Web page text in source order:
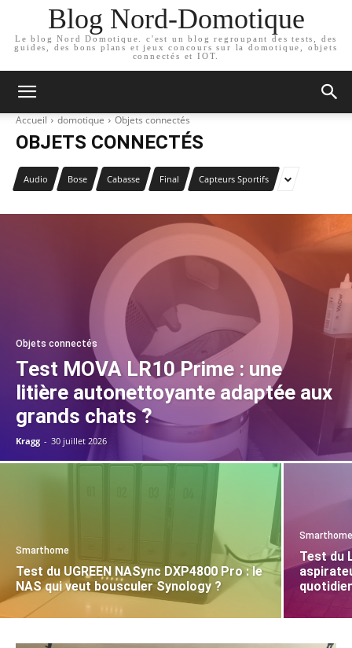
Blog Nord-Domotique
Le blog Nord Domotique. c'est un blog regroupant des tests, des
guides, des bons plans et jeux concours sur la domotique, objets
connectés et IOT.
Accueil domotique Objets connectés
OBJETS CONNECTÉS
Audio Bose Cabasse Final Capteurs Sportifs
Objets connectés
Test MOVA LR10 Prime : une
litière autonettoyante adaptée aux
grands chats ?
Kragg - 30 juillet 2026
Smarthome
Test du UGREEN NASync DXP4800 Pro : le
NAS qui veut bousculer Synology ?
Test du